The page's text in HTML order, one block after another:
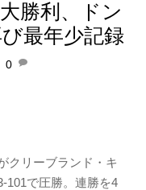
勝利、ドン
最年少記録
0
クリーブランド・キ
101で圧勝。連勝を4